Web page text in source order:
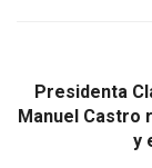
Presidenta
Manuel Castro
y